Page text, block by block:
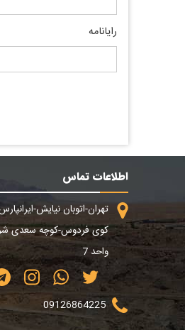
رایانامه
اطلاعات تماس
تهران-اتوبان نیایش-
واحد 7
09126864225